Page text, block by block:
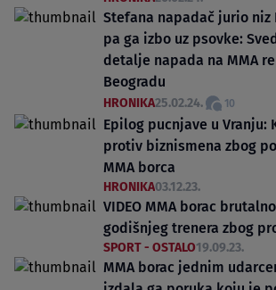
Stefana napadač jurio niz
pa ga izbo uz psovke:
detalje napada na MMA
Beogradu
HRONIKA25.02.24. 10
Epilog pucnjave u Vranju:
protiv biznismena zbog
MMA borca
HRONIKA03.12.23.
VIDEO MMA borac
godišnjeg trenera zbog
SPORT - OSTALO19.09.23.
MMA borac jednim